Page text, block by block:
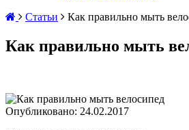
Статьи
Как правильно мыть
Как правильно мыть
Опубликовано: 24.02.2017